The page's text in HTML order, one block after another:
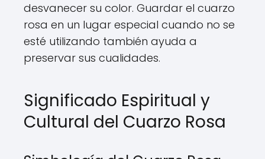
desvanecer su color. Guardar el cuarzo
rosa en un lugar especial cuando no se
esté utilizando también ayuda a
preservar sus cualidades.
Significado Espiritual y
Cultural del Cuarzo Rosa